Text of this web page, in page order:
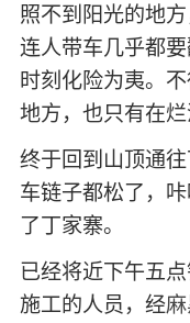
照不到阳光的地
连人带车几乎都
时刻化险为夷。
地方，也只有在烂
终于回到山顶通
车链子都松了，
了丁家寨。
已经将近下午五
施工的人员，经